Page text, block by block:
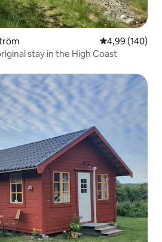
Prosječna
4,99 (140)
stay in the High Coast